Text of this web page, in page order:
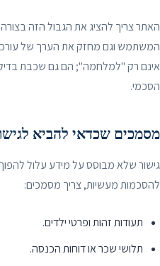
האתר צריך להציג את הגבול הזה
המשתמש וגם מחזק את הערך של עורכי
אינם רק "למלחמה"; הם גם שכבת
הסכמי.
מסמכים שכדאי להביא
גישור שלא מבוסס על מידע עלול
להסכמות מעשיות, צריך מסמכים:
תעודות זהות ופרטי ילדים.
תלושי שכר או דוחות הכנסה.